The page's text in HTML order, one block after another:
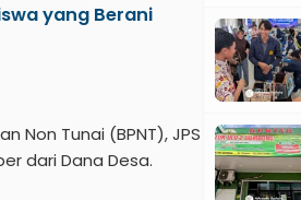
yang Berani
Non Tunai (BPNT), JPS
dari Dana Desa.